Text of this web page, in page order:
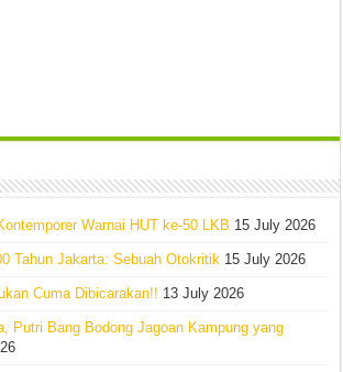
Warnai HUT ke-50 LKB 15 July 2026
Tahun Jakarta: Sebuah Otokritik 15 July 2026
Cuma Dibicarakan!! 13 July 2026
Putri Bang Bodong Jagoan Kampung yang